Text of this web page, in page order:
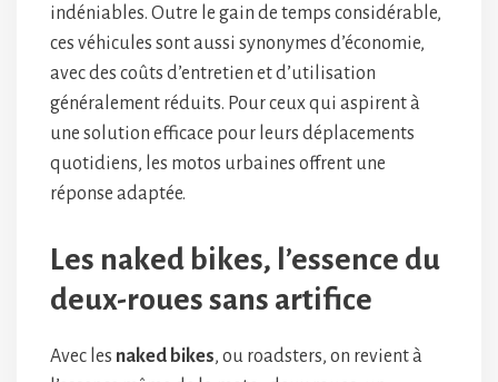
indéniables. Outre le gain de temps considérable,
ces véhicules sont aussi synonymes d’économie,
avec des coûts d’entretien et d’utilisation
généralement réduits. Pour ceux qui aspirent à
une solution efficace pour leurs déplacements
quotidiens, les motos urbaines offrent une
réponse adaptée.
Les naked bikes, l’essence du
deux-roues sans artifice
Avec les naked bikes, ou roadsters, on revient à